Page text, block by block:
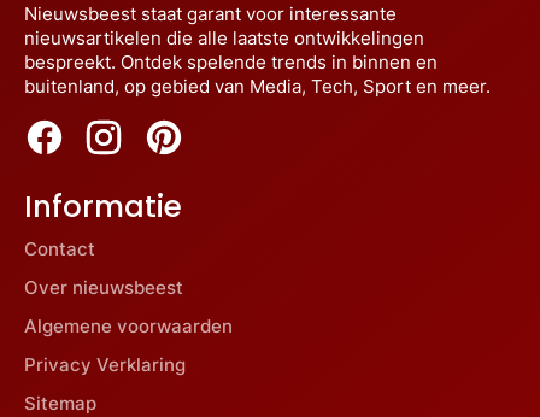
Nieuwsbeest staat garant voor interessante
nieuwsartikelen die alle laatste ontwikkelingen
bespreekt. Ontdek spelende trends in binnen en
buitenland, op gebied van Media, Tech, Sport en meer.
Informatie
Contact
Over nieuwsbeest
Algemene voorwaarden
Privacy Verklaring
Sitemap